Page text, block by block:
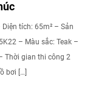
tích: 65m² – Sản
– Màu sắc: Teak –
Thời gian thi công 2
bơi […]